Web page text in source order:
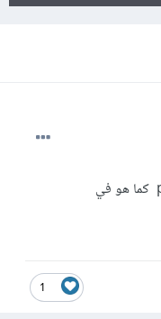
هل يمكن عمل مصفوفة من الدوال في php كما هو في
1